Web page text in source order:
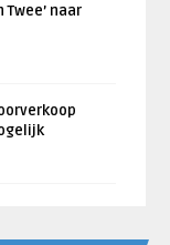
Twee’ naar